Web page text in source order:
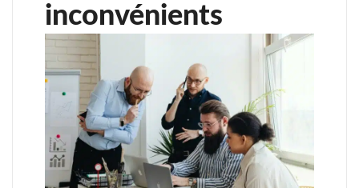
inconvénients